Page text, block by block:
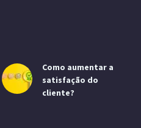
Como aumentar a
satisfação do
cliente?